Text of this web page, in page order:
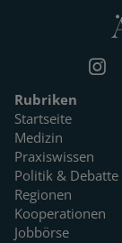
Rubriken
Startseite
Medizin
Praxiswissen
Politik & Debatte
Regionen
Kooperationen
Jobbörse